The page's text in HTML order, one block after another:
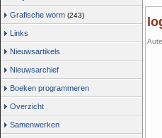
Grafische worm (243)
Links
Nieuwsartikels
Nieuwsarchief
Boeken programmeren
Overzicht
Samenwerken